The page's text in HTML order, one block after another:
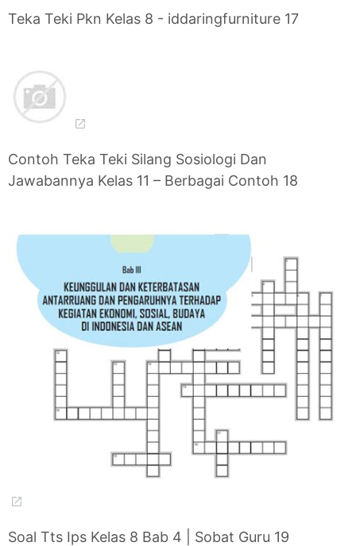
Teka Teki Pkn Kelas 8 - iddaringfurniture 17
Contoh Teka Teki Silang Sosiologi Dan
Jawabannya Kelas 11 – Berbagai Contoh 18
Soal Tts Ips Kelas 8 Bab 4 | Sobat Guru 19